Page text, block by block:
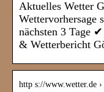
Aktuelles Wetter
Wettervorhersage
nächsten 3 Tage
& Wetterbericht
http s://www.wetter.de